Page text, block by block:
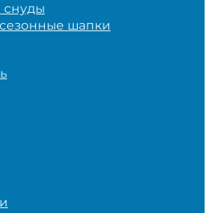
снуды
шапки